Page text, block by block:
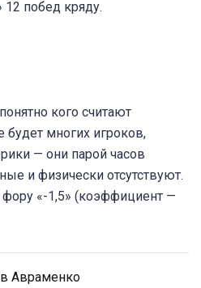
12 побед кряду.
кого считают
многих игроков,
— они парой часов
и физически отсутствуют.
фору «-1,5» (коэффициент —
Авраменко